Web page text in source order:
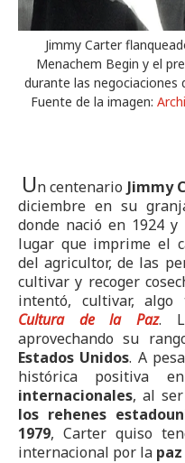
Jimmy Carter
Menachem Begin y el
durante las negociaciones
Fuente de la imagen:
Un centenario Jimmy
diciembre en su
donde nació en 1924
lugar que imprime el
del agricultor, de las
cultivar y recoger
intentó, cultivar, algo
Cultura de la Paz.
aprovechando su
Estados Unidos. A
histórica positiva
internacionales, al
los rehenes
1979, Carter quiso
internacional por la